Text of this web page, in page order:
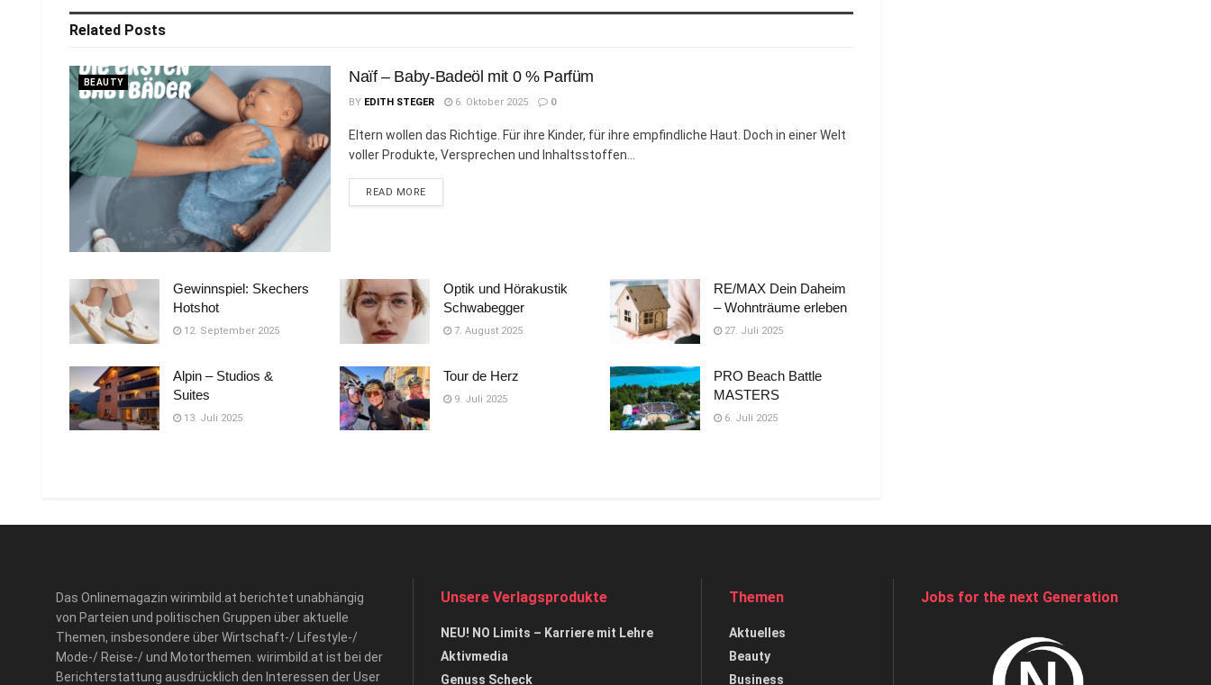
Related Posts
BEAUTY Naïf – Baby-Badeöl mit 0 % Parfüm
BY EDITH STEGER 6. Oktober 2025 0
Eltern wollen das Richtige. Für ihre Kinder, für ihre empfindliche Haut. Doch in einer Welt
voller Produkte, Versprechen und Inhaltsstoffen...
READ MOREDETAILS
Gewinnspiel: Skechers
Hotshot
12. September 2025
Optik und Hörakustik
Schwabegger
7. August 2025
RE/MAX Dein Daheim
– Wohnträume erleben
27. Juli 2025
Alpin – Studios &
Suites
13. Juli 2025
Tour de Herz
9. Juli 2025
PRO Beach Battle
MASTERS
6. Juli 2025
Das Onlinemagazin wirimbild.at berichtet unabhängig
von Parteien und politischen Gruppen über aktuelle
Themen, insbesondere über Wirtschaft-/ Lifestyle-/
Mode-/ Reise-/ und Motorthemen. wirimbild.at ist bei der
Berichterstattung ausdrücklich den Interessen der User
Unsere Verlagsprodukte
NEU! NO Limits – Karriere mit Lehre
Aktivmedia
Genuss Scheck
Themen
Aktuelles
Beauty
Business
Jobs for the next Generation